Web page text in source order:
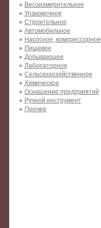
Весоизмерительное
Упаковочное
Строительное
Автомобильное
Насосное, компрессорное
Пищевое
Добывающее
Лабораторное
Сельскохозяйственное
Химическое
Оснащение предприятий
Ручной инструмент
Прочее